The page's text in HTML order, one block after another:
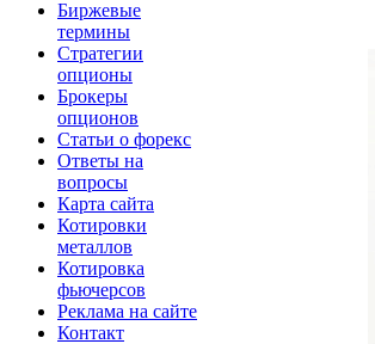
Биржевые
термины
Стратегии
опционы
Брокеры
опционов
Статьи о форекс
Ответы на
вопросы
Карта сайта
Котировки
металлов
Котировка
фьючерсов
Реклама на сайте
Контакт